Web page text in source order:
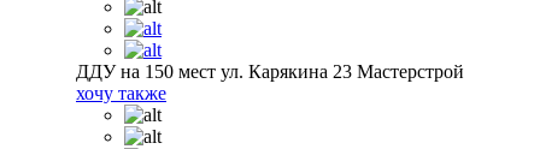
ДДУ на 150 мест ул. Карякина 23 Мастерстрой
хочу также